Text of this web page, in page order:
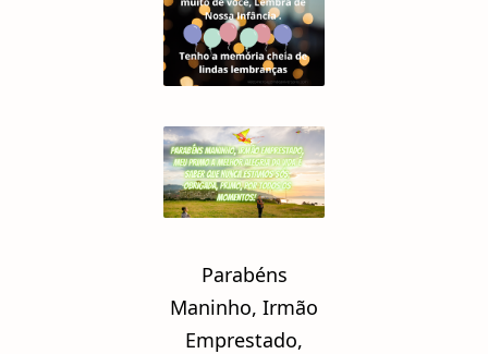
Parabéns
Maninho, Irmão
Emprestado,